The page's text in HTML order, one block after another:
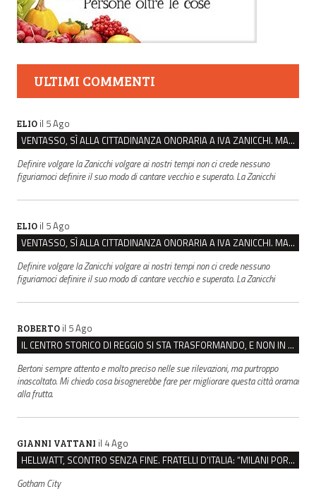
ULTIMI COMMENTI
ELIO il 5 Ago
VENTASSO, SÌ ALLA CITTADINANZA ONORARIA A IVA ZANICCHI. MA BARGIACCHI: “È DI PESSIMO GUSTO”
Definire volgare la Zanicchi volgare ai nostri tempi non ci crede nessuno
figuriamoci definire il suo modo di cantare vecchio e superato. La Zanicchi
ELIO il 5 Ago
VENTASSO, SÌ ALLA CITTADINANZA ONORARIA A IVA ZANICCHI. MA BARGIACCHI: “È DI PESSIMO GUSTO”
Definire volgare la Zanicchi volgare ai nostri tempi non ci crede nessuno
figuriamoci definire il suo modo di cantare vecchio e superato. La Zanicchi
ROBERTO il 5 Ago
IL CENTRO STORICO DI REGGIO SI STA TRASFORMANDO, E NON IN MEGLIO
Bertoni sempre attento e molto preciso nelle sue rilevazioni, ma purtroppo
inascoltato. Mi chiedo cosa bisognerebbe fare per migliorare questa città oramai
alla frutta.
GIANNI VATTANI il 4 Ago
HELLWATT, SCONTRO SENZA FINE. FRATELLI D’ITALIA: “MILANI PORTA DOCUMENTI, DE FRANCO INSULTI”
Gotham City